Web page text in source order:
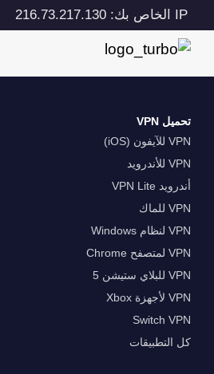
IP الخاص بك: 216.73.217.130
تحميل VPN
VPN للآيفون (iOS)
VPN للأندرويد
أندرويد VPN Lite
VPN للماك
VPN لنظام Windows
VPN لمتصفح Chrome
VPN للبلاي ستيشن 5
VPN لأجهزة Xbox
Switch VPN
كل التطبيقات